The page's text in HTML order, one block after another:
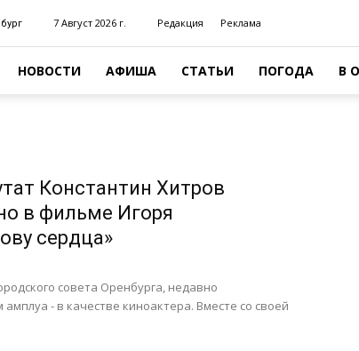
7 Август 2026 г. Редакция Реклама
НОВОСТИ АФИША СТАТЬИ ПОГОДА В
Константин Хитров
в фильме Игоря
сердца»
совета Оренбурга, недавно
- в качестве киноактера. Вместе со своей